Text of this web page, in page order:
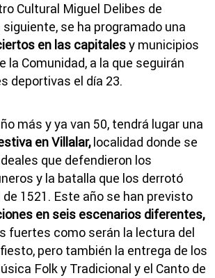
Cultural Miguel Delibes de
se ha programado una
en las capitalesy municipios
la Comunidad, a la que seguirán
deportivas el día 23.
más y ya van 50, tendrá lugar una
en Villalar,localidad donde se
que defendieron los
y la batalla que los derrotó
de 1521. Este año se han previsto
en seis escenarios diferentes,
fuertes como serán la lectura del
pero también la entrega de los
Folk y Tradicional y el Canto de